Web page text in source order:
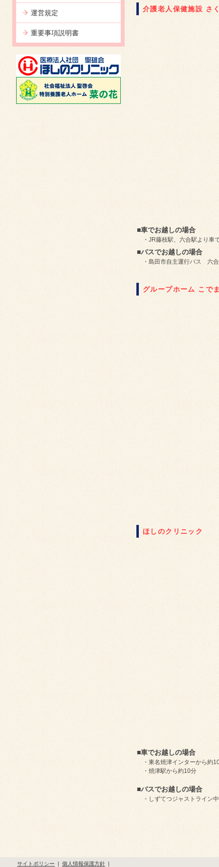
介護老人保健施設 さ
■車でお越しの場合
・JR藤枝駅、六合駅より車
■バスでお越しの場合
・島田市自主運行バス 六合
グループホーム こで
ほしのクリニック
■車でお越しの場合
・東名焼津インターから約
・焼津駅から約10分
■バスでお越しの場合
・しずてつジャストライン
運営規定
重要事項説明書
サイトポリシー | 個人情報保護方針 |